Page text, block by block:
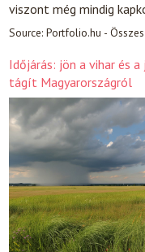
viszont még mindig
Source:Portfolio.hu -
Időjárás: jön a vihar és
tágít Magyarországról